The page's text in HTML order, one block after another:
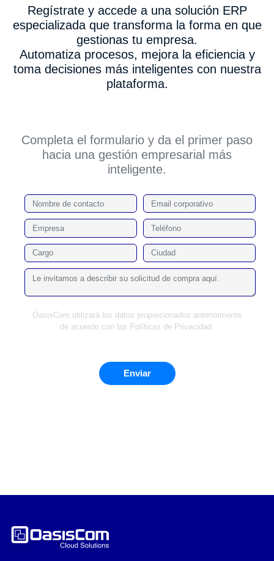
Regístrate y accede a una solución ERP
especializada que transforma la forma en que
gestionas tu empresa.
Automatiza procesos, mejora la eficiencia y
toma decisiones más inteligentes con nuestra
plataforma.
Completa el formulario y da el primer paso
hacia una gestión empresarial más
inteligente.
OasisCom utilizará los datos proporcionados anteriormente
de acuerdo con las Políticas de Privacidad.
Enviar